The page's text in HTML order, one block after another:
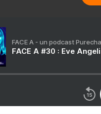
FACE A - un podcast
FACE A #30 : Eve